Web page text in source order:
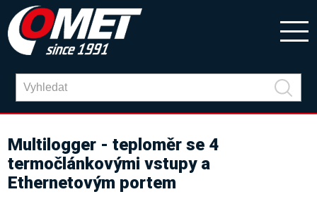
Multilogger - teploměr se 4
termočlánkovými vstupy a
Ethernetovým portem